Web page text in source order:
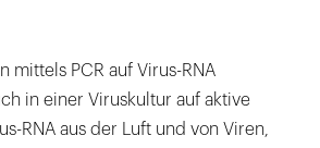
mittels PCR auf Virus-RNA
in einer Viruskultur auf aktive
RNA aus der Luft und von Viren,